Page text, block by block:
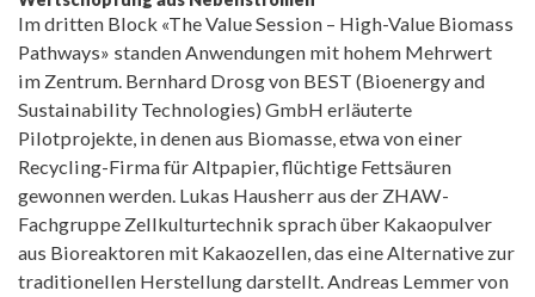
Im dritten Block «The Value Session – High-Value Biomass
Pathways» standen Anwendungen mit hohem Mehrwert
im Zentrum. Bernhard Drosg von BEST (Bioenergy and
Sustainability Technologies) GmbH erläuterte
Pilotprojekte, in denen aus Biomasse, etwa von einer
Recycling-Firma für Altpapier, flüchtige Fettsäuren
gewonnen werden. Lukas Hausherr aus der ZHAW-
Fachgruppe Zellkulturtechnik sprach über Kakaopulver
aus Bioreaktoren mit Kakaozellen, das eine Alternative zur
traditionellen Herstellung darstellt. Andreas Lemmer von